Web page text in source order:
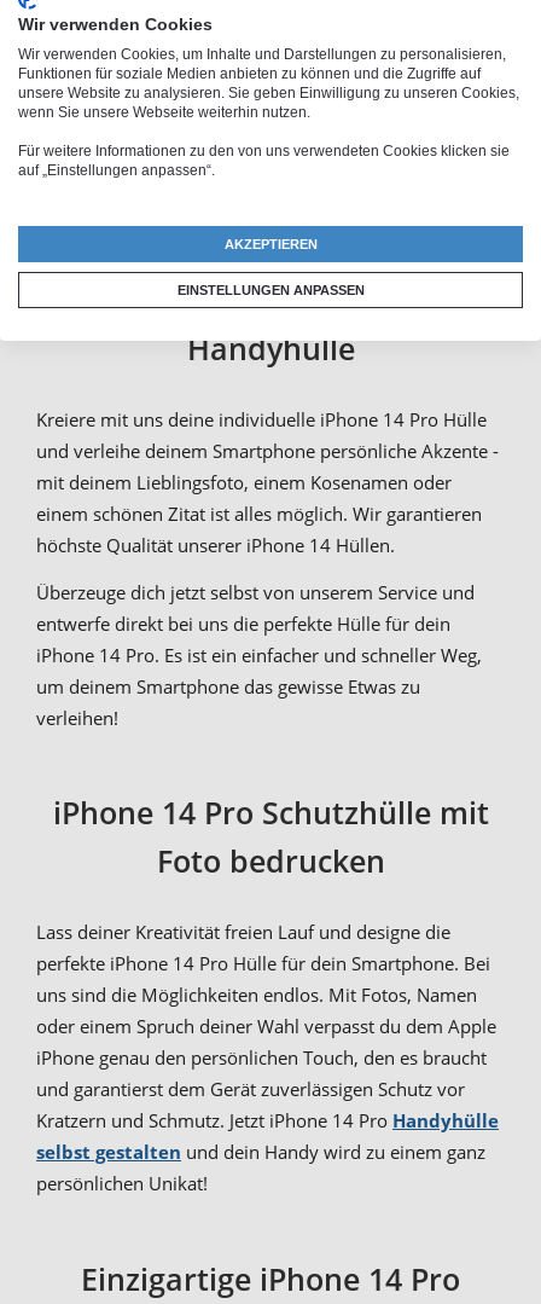
deinem Smartphone die persönliche Note verleihen -
deine Freunde werden begeistert sein! Schau jetzt am
besten gleich bei uns vorbei und erstelle die perfekte
Hülle für dein iPhone 14 Pro.
leicht gemacht: Deine
persönliche iPhone 14 Pro
Handyhülle
Kreiere mit uns deine individuelle iPhone 14 Pro Hülle
und verleihe deinem Smartphone persönliche Akzente -
mit deinem Lieblingsfoto, einem Kosenamen oder
einem schönen Zitat ist alles möglich. Wir garantieren
höchste Qualität unserer iPhone 14 Hüllen.
Überzeuge dich jetzt selbst von unserem Service und
entwerfe direkt bei uns die perfekte Hülle für dein
iPhone 14 Pro. Es ist ein einfacher und schneller Weg,
um deinem Smartphone das gewisse Etwas zu
verleihen!
iPhone 14 Pro Schutzhülle mit
Foto bedrucken
Lass deiner Kreativität freien Lauf und designe die
perfekte iPhone 14 Pro Hülle für dein Smartphone. Bei
uns sind die Möglichkeiten endlos. Mit Fotos, Namen
oder einem Spruch deiner Wahl verpasst du dem Apple
iPhone genau den persönlichen Touch, den es braucht
und garantierst dem Gerät zuverlässigen Schutz vor
Kratzern und Schmutz. Jetzt iPhone 14 Pro Handyhülle
selbst gestalten und dein Handy wird zu einem ganz
persönlichen Unikat!
Einzigartige iPhone 14 Pro
Wir verwenden Cookies
Wir verwenden Cookies, um Inhalte und Darstellungen zu personalisieren,
Funktionen für soziale Medien anbieten zu können und die Zugriffe auf
unsere Website zu analysieren. Sie geben Einwilligung zu unseren Cookies,
wenn Sie unsere Webseite weiterhin nutzen.
Für weitere Informationen zu den von uns verwendeten Cookies klicken sie
auf „Einstellungen anpassen“.
AKZEPTIEREN
EINSTELLUNGEN ANPASSEN